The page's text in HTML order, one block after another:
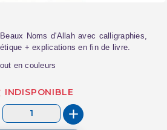
Noms d'Allah avec calligraphies,
+ explications en fin de livre.
en couleurs
INDISPONIBLE